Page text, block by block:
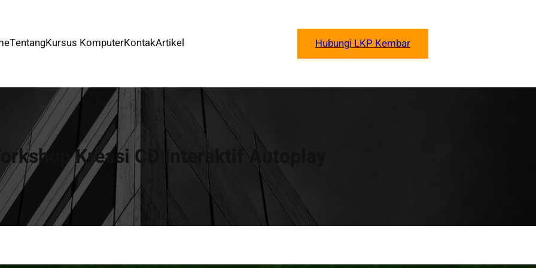
TentangKursus KomputerKontakArtikel Hubungi LKP Kembar
Kreasi CD Interaktif Autoplay